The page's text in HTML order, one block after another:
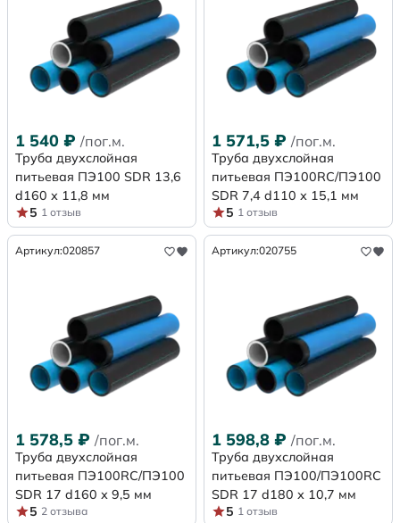
1 540 ₽ /пог.м.
Труба двухслойная
питьевая ПЭ100 SDR 13,6
d160 х 11,8 мм
5 1 отзыв
1 571,5 ₽ /пог.м.
Труба двухслойная
питьевая ПЭ100RC/ПЭ100
SDR 7,4 d110 х 15,1 мм
5 1 отзыв
Артикул:020857
1 578,5 ₽ /пог.м.
Труба двухслойная
питьевая ПЭ100RC/ПЭ100
SDR 17 d160 х 9,5 мм
5 2 отзыва
Артикул:020755
1 598,8 ₽ /пог.м.
Труба двухслойная
питьевая ПЭ100/ПЭ100RC
SDR 17 d180 х 10,7 мм
5 1 отзыв